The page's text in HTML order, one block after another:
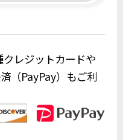
レジットカードや
（PayPay）もご利